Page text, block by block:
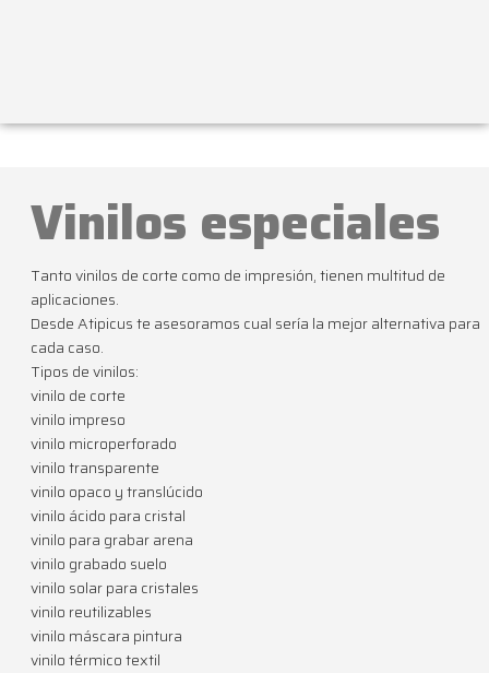
Vinilos especiales
Tanto vinilos de corte como de impresión, tienen multitud de
aplicaciones.
Desde Atipicus te asesoramos cual sería la mejor alternativa para
cada caso.
Tipos de vinilos:
vinilo de corte
vinilo impreso
vinilo microperforado
vinilo transparente
vinilo opaco y translúcido
vinilo ácido para cristal
vinilo para grabar arena
vinilo grabado suelo
vinilo solar para cristales
vinilo reutilizables
vinilo máscara pintura
vinilo térmico textil